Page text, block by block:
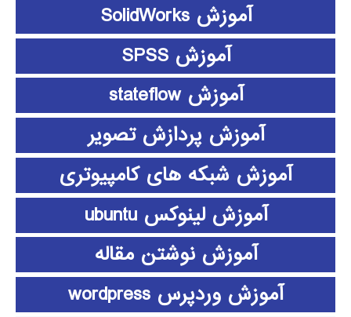
آموزش SolidWorks
آموزش SPSS
آموزش stateflow
آموزش پردازش تصویر
آموزش شبکه های کامپیوتری
آموزش لینوکس ubuntu
آموزش نوشتن مقاله
آموزش وردپرس wordpress